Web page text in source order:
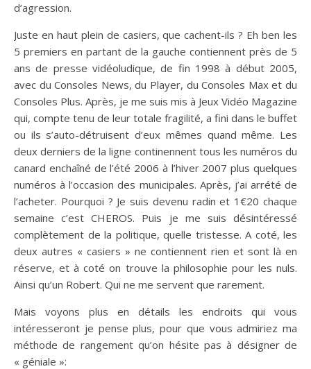
d’agression.
Juste en haut plein de casiers, que cachent-ils ? Eh ben les
5 premiers en partant de la gauche contiennent près de 5
ans de presse vidéoludique, de fin 1998 à début 2005,
avec du Consoles News, du Player, du Consoles Max et du
Consoles Plus. Après, je me suis mis à Jeux Vidéo Magazine
qui, compte tenu de leur totale fragilité, a fini dans le buffet
ou ils s’auto-détruisent d’eux mêmes quand même. Les
deux derniers de la ligne continennent tous les numéros du
canard enchaîné de l’été 2006 à l’hiver 2007 plus quelques
numéros à l’occasion des municipales. Après, j’ai arrété de
l’acheter. Pourquoi ? Je suis devenu radin et 1€20 chaque
semaine c’est CHEROS. Puis je me suis désintéressé
complètement de la politique, quelle tristesse. A coté, les
deux autres « casiers » ne contiennent rien et sont là en
réserve, et à coté on trouve la philosophie pour les nuls.
Ainsi qu’un Robert. Qui ne me servent que rarement.
Mais voyons plus en détails les endroits qui vous
intéresseront je pense plus, pour que vous admiriez ma
méthode de rangement qu’on hésite pas à désigner de
« géniale »: